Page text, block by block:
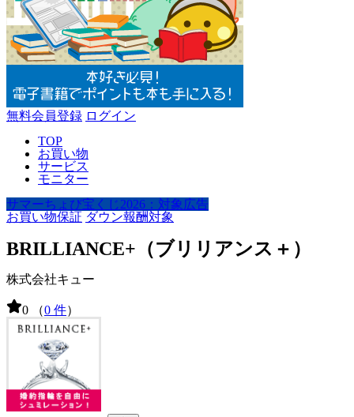
無料会員登録 ログイン
TOP
お買い物
サービス
モニター
サマーちょび宝くじ2026：対象広告
お買い物保証 ダウン報酬対象
BRILLIANCE+（ブリリアンス＋）
株式会社キュー
0 （0 件）